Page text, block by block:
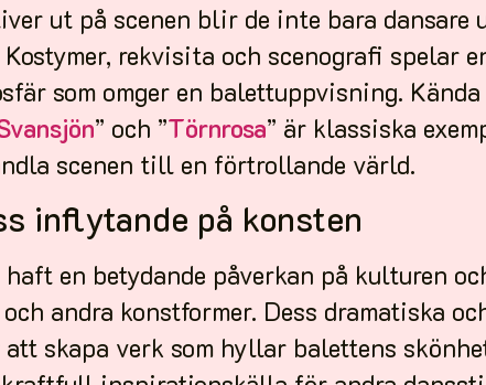
ut på scenen blir de inte bara dansare
Kostymer, rekvisita och scenografi spelar
som omger en balettuppvisning. Kända
” och ”Törnrosa” är klassiska
scenen till en förtrollande värld.
inflytande på konsten
en betydande påverkan på kulturen
andra konstformer. Dess dramatiska
skapa verk som hyllar balettens